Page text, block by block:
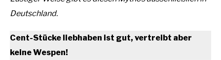
Deutschland.
Cent-Stücke liebhaben ist gut, vertreibt aber
keine Wespen!